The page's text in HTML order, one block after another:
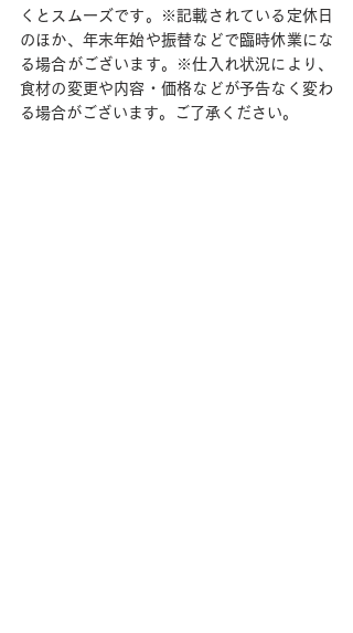
くとスムーズです。※記載されている定休日
のほか、年末年始や振替などで臨時休業にな
る場合がございます。※仕入れ状況により、
食材の変更や内容・価格などが予告なく変わ
る場合がございます。ご了承ください。